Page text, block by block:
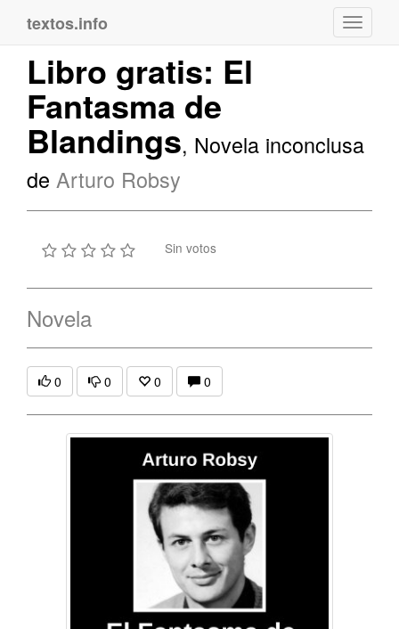
textos.info
Libro gratis: El
Fantasma de
Blandings, Novela inconclusa
de Arturo Robsy
Sin votos
Novela
0 0 0 0